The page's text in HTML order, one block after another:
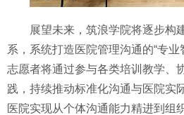
展望未来，筑浪学院将逐步构
系，系统打造医院管理沟通的“专
志愿者将通过参与各类培训教学、
践，持续推动标准化沟通与医院实
医院实现从个体沟通能力精进到组